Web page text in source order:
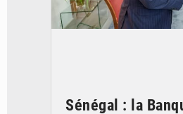
Sénégal : la